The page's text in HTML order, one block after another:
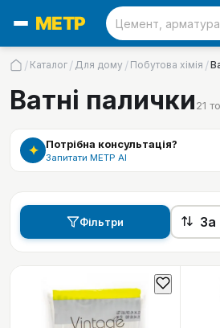
/ Каталог / Для дому / Побутова хімія /
Ватні палички21
✦ Потрібна консультація?
Запитати МЕТР АІ
Фільтри